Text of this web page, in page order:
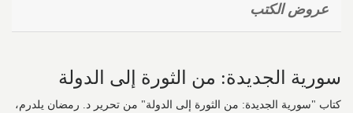
عروض الكتب
سورية الجديدة: من الثورة إلى الدولة
كتاب "سورية الجديدة: من الثورة إلى الدولة" من تحرير د. رمضان يلدرم،